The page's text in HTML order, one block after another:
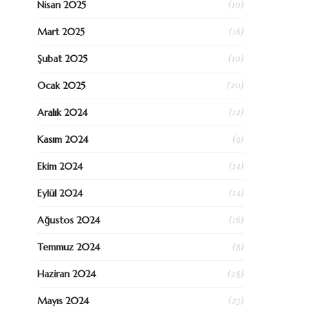
Nisan 2025 (10)
Mart 2025 (16)
Şubat 2025 (10)
Ocak 2025 (20)
Aralık 2024 (12)
Kasım 2024 (9)
Ekim 2024 (14)
Eylül 2024 (14)
Ağustos 2024 (16)
Temmuz 2024 (8)
Haziran 2024 (28)
Mayıs 2024 (23)